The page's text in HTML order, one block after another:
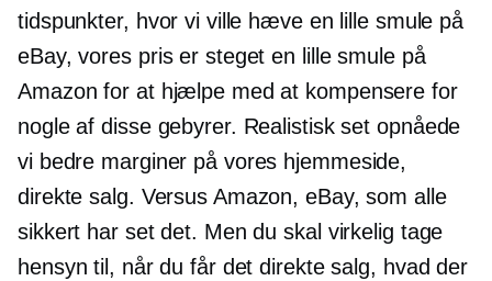
tidspunkter, hvor vi ville hæve en lille smule på
eBay, vores pris er steget en lille smule på
Amazon for at hjælpe med at kompensere for
nogle af disse gebyrer. Realistisk set opnåede
vi bedre marginer på vores hjemmeside,
direkte salg. Versus Amazon, eBay, som alle
sikkert har set det. Men du skal virkelig tage
hensyn til, når du får det direkte salg, hvad der